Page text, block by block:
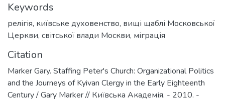
Keywords
релігія, київське духовенство, вищі щаблі Московської
Церкви, світської влади Москви, міграція
Citation
Marker Gary. Staffing Peter's Church: Organizational Politics
and the Journeys of Kyivan Clergy in the Early Eighteenth
Century / Gary Marker // Київська Академія. - 2010. -